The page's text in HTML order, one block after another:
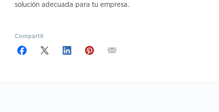
solución adecuada para tu empresa.
Compartir